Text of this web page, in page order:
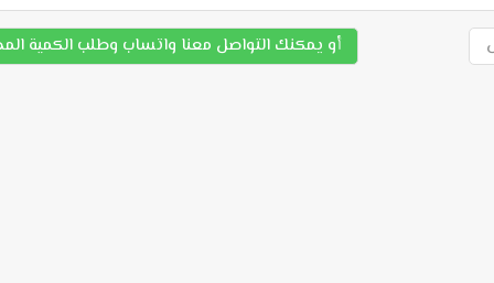
أو يمكنك التواصل معنا واتساب وطلب الكمية